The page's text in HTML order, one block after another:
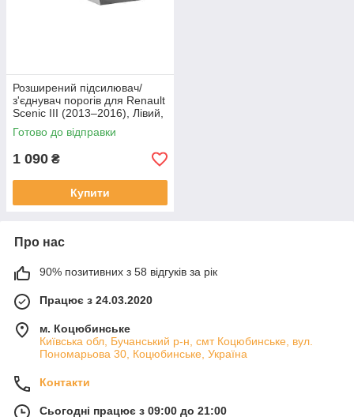
Розширений підсилювач/
з'єднувач порогів для Renault
Scenic III (2013–2016), Лівий,
товщина 2,4 мм
Готово до відправки
1 090 ₴
Купити
Про нас
90% позитивних з 58 відгуків за рік
Працює з 24.03.2020
м. Коцюбинське
Київська обл, Бучанський р-н, смт Коцюбинське, вул.
Пономарьова 30, Коцюбинське, Україна
Контакти
Сьогодні працює з 09:00 до 21:00